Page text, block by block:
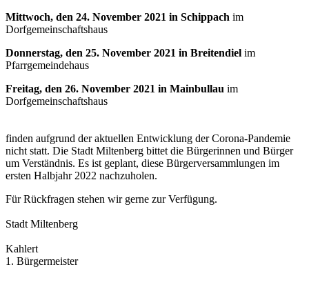
Mittwoch, den 24. November 2021 in Schippach im
Dorfgemeinschaftshaus
Donnerstag, den 25. November 2021 in Breitendiel im
Pfarrgemeindehaus
Freitag, den 26. November 2021 in Mainbullau im
Dorfgemeinschaftshaus
finden aufgrund der aktuellen Entwicklung der Corona-Pandemie
nicht statt. Die Stadt Miltenberg bittet die Bürgerinnen und Bürger
um Verständnis. Es ist geplant, diese Bürgerversammlungen im
ersten Halbjahr 2022 nachzuholen.
Für Rückfragen stehen wir gerne zur Verfügung.
Stadt Miltenberg
Kahlert
1. Bürgermeister